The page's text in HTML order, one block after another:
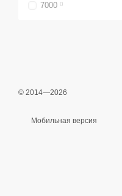
7000 0
© 2014—2026
Мобильная версия